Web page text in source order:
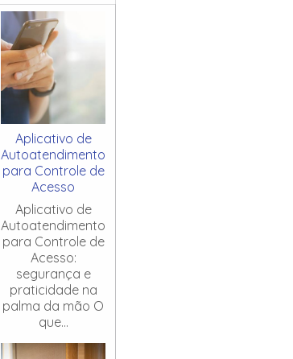
Aplicativo de
Autoatendimento
para Controle de
Acesso
Aplicativo de
Autoatendimento
para Controle de
Acesso:
segurança e
praticidade na
palma da mão O
que...